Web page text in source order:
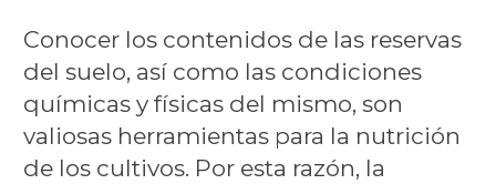
Conocer los contenidos de las reservas
del suelo, así como las condiciones
químicas y físicas del mismo, son
valiosas herramientas para la nutrición
de los cultivos. Por esta razón, la